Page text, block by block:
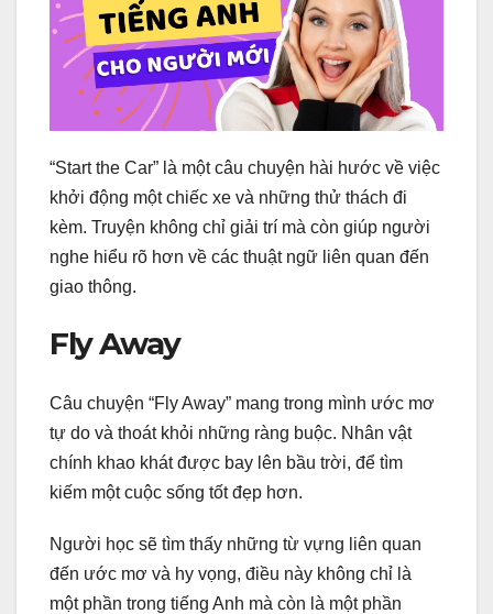
“Start the Car” là một câu chuyện hài hước về việc
khởi động một chiếc xe và những thử thách đi
kèm. Truyện không chỉ giải trí mà còn giúp người
nghe hiểu rõ hơn về các thuật ngữ liên quan đến
giao thông.
Fly Away
Câu chuyện “Fly Away” mang trong mình ước mơ
tự do và thoát khỏi những ràng buộc. Nhân vật
chính khao khát được bay lên bầu trời, để tìm
kiếm một cuộc sống tốt đẹp hơn.
Người học sẽ tìm thấy những từ vựng liên quan
đến ước mơ và hy vọng, điều này không chỉ là
một phần trong tiếng Anh mà còn là một phần